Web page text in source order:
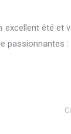
excellent été et
passionnantes :